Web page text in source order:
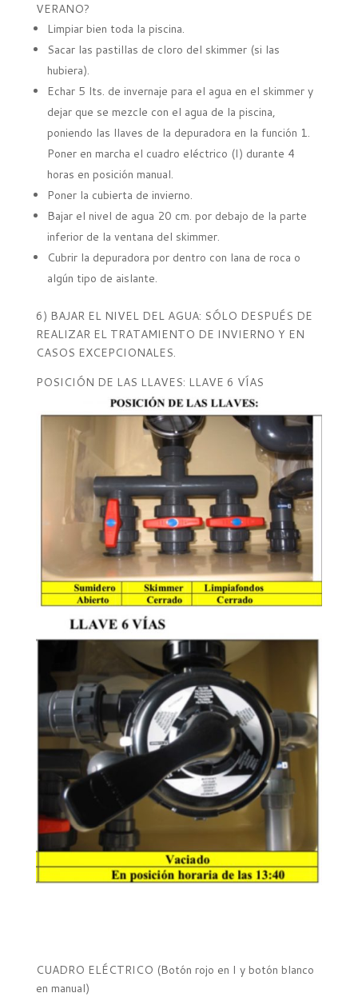
VERANO?
Limpiar bien toda la piscina.
Sacar las pastillas de cloro del skimmer (si las
hubiera).
Echar 5 lts. de invernaje para el agua en el skimmer y
dejar que se mezcle con el agua de la piscina,
poniendo las llaves de la depuradora en la función 1.
Poner en marcha el cuadro eléctrico (I) durante 4
horas en posición manual.
Poner la cubierta de invierno.
Bajar el nivel de agua 20 cm. por debajo de la parte
inferior de la ventana del skimmer.
Cubrir la depuradora por dentro con lana de roca o
algún tipo de aislante.
6) BAJAR EL NIVEL DEL AGUA: SÓLO DESPUÉS DE
REALIZAR EL TRATAMIENTO DE INVIERNO Y EN
CASOS EXCEPCIONALES.
POSICIÓN DE LAS LLAVES: LLAVE 6 VÍAS
CUADRO ELÉCTRICO (Botón rojo en I y botón blanco
en manual)